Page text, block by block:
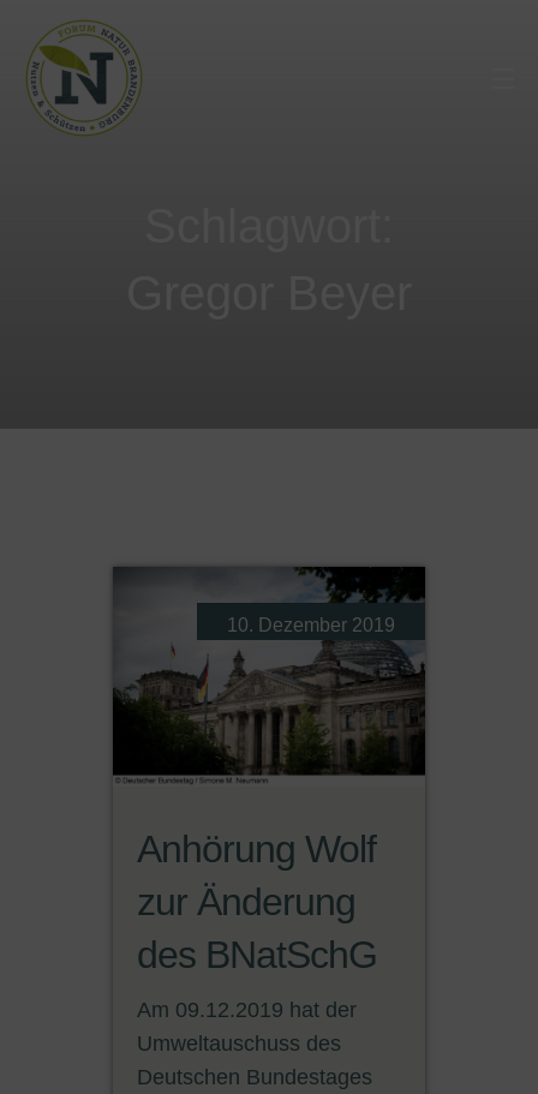
Anhörung Wolf
zur Änderung
des BNatSchG
Am 09.12.2019 hat der
Umweltauschuss des
Deutschen Bundestages
10. Dezember 2019